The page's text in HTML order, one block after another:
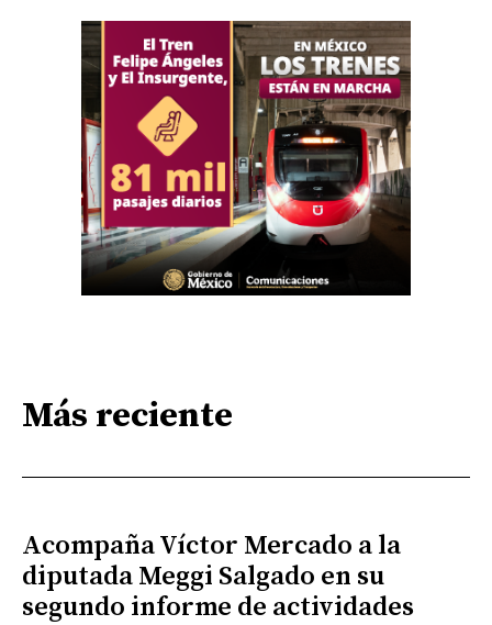
Más reciente
Acompaña Víctor Mercado a la
diputada Meggi Salgado en su
segundo informe de actividades